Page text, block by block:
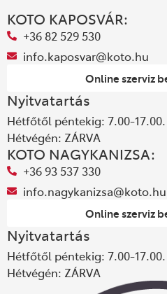
KOTO KAPOSVÁR:
+36 82 529 530
info.kaposvar@koto.hu
Online szerviz
Nyitvatartás
Hétfőtől péntekig: 7.00-17.00.
Hétvégén: ZÁRVA
KOTO NAGYKANIZSA:
+36 93 537 330
info.nagykanizsa@koto.hu
Online szerviz
Nyitvatartás
Hétfőtől péntekig: 7.00-17.00.
Hétvégén: ZÁRVA